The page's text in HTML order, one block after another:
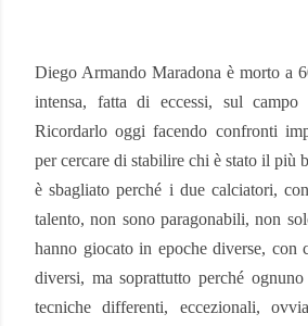
Diego Armando Maradona è morto a
intensa, fatta di eccessi, sul
Ricordarlo oggi facendo confronti
per cercare di stabilire chi è stato il più
è sbagliato perché i due calciatori,
talento, non sono paragonabili, non
hanno giocato in epoche diverse, con
diversi, ma soprattutto perché ognuno
tecniche differenti, eccezionali,